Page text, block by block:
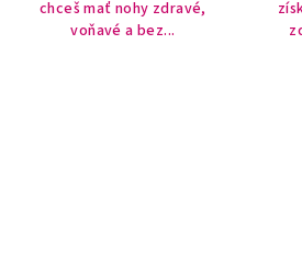
chceš mať nohy zdravé,
voňavé a bez...